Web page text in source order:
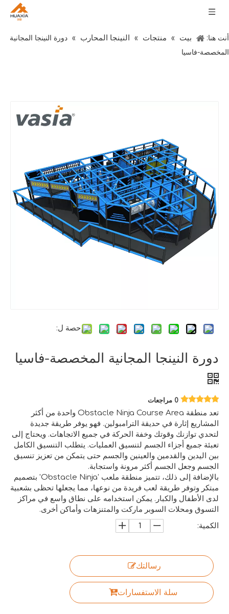
أنت هنا: بيت » منتجات » النينجا المحارب » دورة النينجا المجانية
المخصصة-فاسيا
حصة ل:
دورة النينجا المجانية المخصصة-فاسيا
0 مراجعات
تعد منطقة Obstacle Ninja Course Area واحدة من أكثر
المشاريع إثارة في حديقة الترامبولين. فهو يوفر طريقة جديدة
لتحدي توازنك وقوتك وخفة الحركة في جميع الاتجاهات. ويحتاج إلى
تعبئة جميع أجزاء الجسم لتنسيق العمليات. يتطلب التنسيق الكامل
بين اليدين والقدمين والعينين والجسم حتى يتمكن من تعزيز تنسيق
الجسم وجعل الجسم أكثر مرونة واستجابة.
بالإضافة إلى ذلك، تتميز منطقة ملعب 'Obstacle Ninja' بتصميم
مبتكر وتوفر طريقة لعب فريدة من نوعها، مما يجعلها تحظى بشعبية
لدى الأطفال والكبار. يمكن استخدامه على نطاق واسع في مراكز
التسوق ومحلات السوبر ماركت والمتنزهات وأماكن أخرى.
الكمية:
رسالتك
سلة الاستفسارات